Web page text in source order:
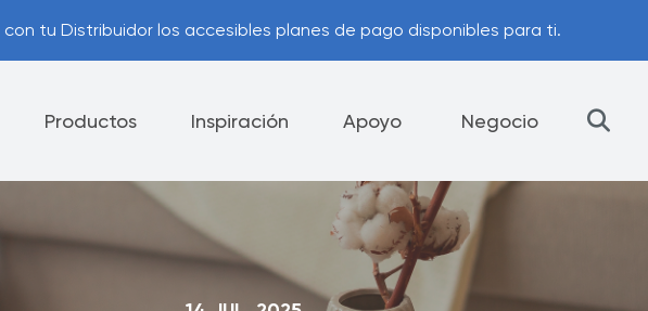
tu Distribuidor los accesibles planes de pago disponibles para ti.
Productos
Cuchillos Vajilla
Inspiración Apoyo Negocio